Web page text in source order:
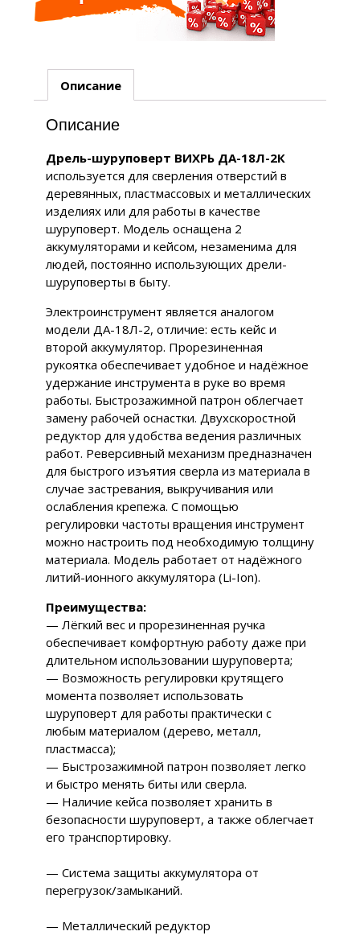
Описание
Описание
Дрель-шуруповерт ВИХРЬ ДА-18Л-2К
используется для сверления отверстий в
деревянных, пластмассовых и металлических
изделиях или для работы в качестве
шуруповерт. Модель оснащена 2
аккумуляторами и кейсом, незаменима для
людей, постоянно использующих дрели-
шуруповерты в быту.
Электроинструмент является аналогом
модели ДА-18Л-2, отличие: есть кейс и
второй аккумулятор. Прорезиненная
рукоятка обеспечивает удобное и надёжное
удержание инструмента в руке во время
работы. Быстрозажимной патрон облегчает
замену рабочей оснастки. Двухскоростной
редуктор для удобства ведения различных
работ. Реверсивный механизм предназначен
для быстрого изъятия сверла из материала в
случае застревания, выкручивания или
ослабления крепежа. С помощью
регулировки частоты вращения инструмент
можно настроить под необходимую толщину
материала. Модель работает от надёжного
литий-ионного аккумулятора (Li-Ion).
Преимущества:
— Лёгкий вес и прорезиненная ручка
обеспечивает комфортную работу даже при
длительном использовании шуруповерта;
— Возможность регулировки крутящего
момента позволяет использовать
шуруповерт для работы практически с
любым материалом (дерево, металл,
пластмасса);
— Быстрозажимной патрон позволяет легко
и быстро менять биты или сверла.
— Наличие кейса позволяет хранить в
безопасности шуруповерт, а также облегчает
его транспортировку.
— Система защиты аккумулятора от
перегрузок/замыканий.
— Металлический редуктор